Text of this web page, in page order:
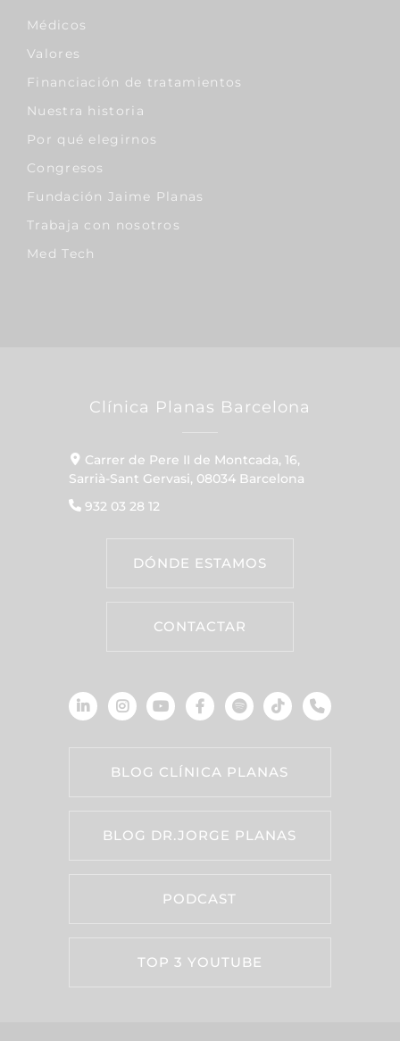
Médicos
Valores
Financiación de tratamientos
Nuestra historia
Por qué elegirnos
Congresos
Fundación Jaime Planas
Trabaja con nosotros
Med Tech
Clínica Planas Barcelona
Carrer de Pere II de Montcada, 16,
Sarrià-Sant Gervasi, 08034 Barcelona
932 03 28 12
DÓNDE ESTAMOS
CONTACTAR
BLOG CLÍNICA PLANAS
BLOG DR.JORGE PLANAS
PODCAST
TOP 3 YOUTUBE